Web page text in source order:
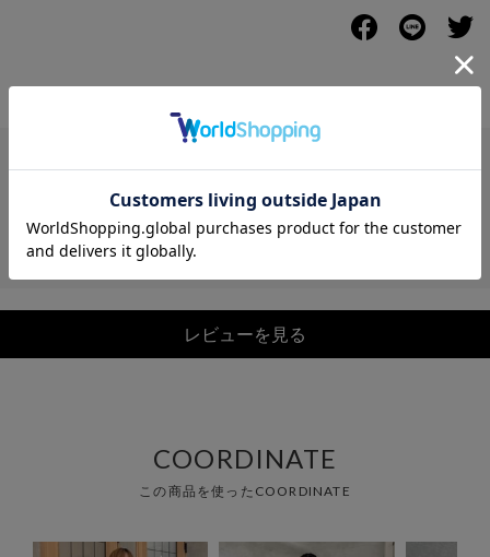
レビュー
レビューを見る
COORDINATE
この商品を使ったCOORDINATE